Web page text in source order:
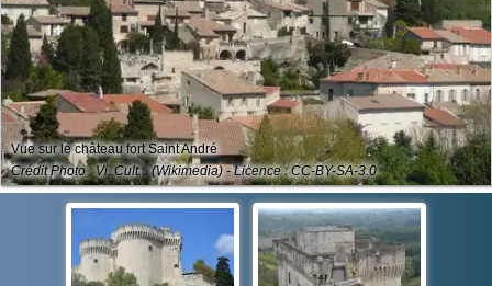
Vue sur le château fort Saint André
Crédit Photo : Vi..Cult... (Wikimedia) - Licence : CC-BY-SA-3.0